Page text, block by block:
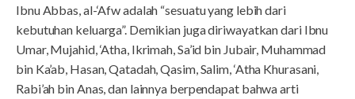
Ibnu Abbas, al-‘Afw adalah “sesuatu yang lebih dari
kebutuhan keluarga”. Demikian juga diriwayatkan dari Ibnu
Umar, Mujahid, ‘Atha, Ikrimah, Sa’id bin Jubair, Muhammad
bin Ka’ab, Hasan, Qatadah, Qasim, Salim, ‘Atha Khurasani,
Rabi’ah bin Anas, dan lainnya berpendapat bahwa arti